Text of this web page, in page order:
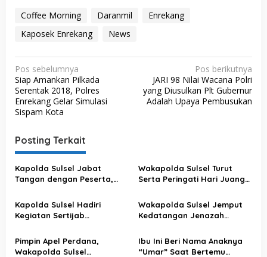
Coffee Morning Daranmil
Enrekang
Kaposek Enrekang
News
N
a
v
i
g
a
s
i
p
o
s
Pos sebelumnya
Siap Amankan Pilkada
Serentak 2018, Polres
Enrekang Gelar Simulasi
Sispam Kota
Pos berikutnya
JARI 98 Nilai Wacana Polri
yang Diusulkan Plt Gubernur
Adalah Upaya Pembusukan
Posting Terkait
Kapolda Sulsel Jabat
Tangan dengan Peserta,
Wakapolda Sulsel Turut
Serta Peringati Hari Juang
Kapolda Sulsel Hadiri
Kegiatan Sertijab
AU Sultan Hasanuddin
Wakapolda Sulsel Jemput
Kedatangan Jenazah
Sultan Hasanuddin
Pimpin Apel Perdana,
Wakapolda Sulsel
Ibu Ini Beri Nama Anaknya
“Umar” Saat Bertemu